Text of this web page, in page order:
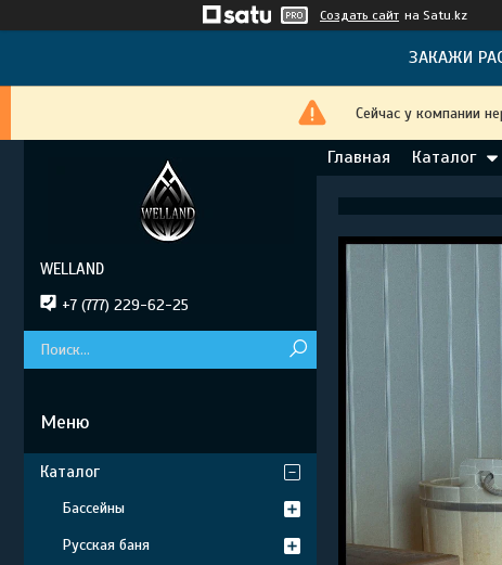
Создать сайт на Satu.kz
ЗАКАЖИ
Сейчас у компании
Главная Каталог
WELLAND
+7 (777) 229-62-25
Каталог
Бассейны
Русская баня